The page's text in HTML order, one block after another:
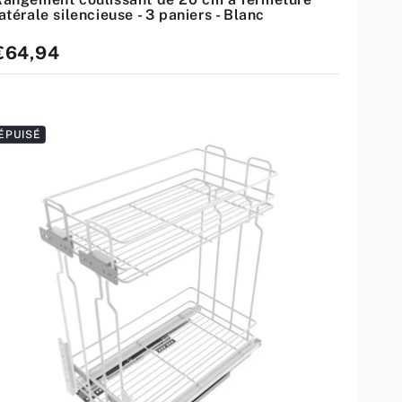
silencieuse - 3 paniers - Blanc
standard